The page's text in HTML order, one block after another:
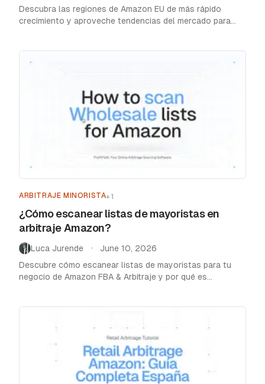
Descubra las regiones de Amazon EU de más rápido
crecimiento y aproveche tendencias del mercado para
ARBITRAJE MINORISTA+1
¿Cómo escanear listas de mayoristas en
arbitraje Amazon?
Luca Jurende •
June 10, 2026
Descubre cómo escanear listas de mayoristas para tu
negocio de Amazon FBA & Arbitraje y por qué es